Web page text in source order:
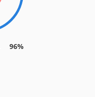
96%